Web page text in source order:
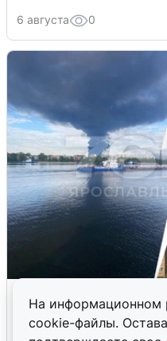
На информационном
cookie-файлы.
6 августа 0
попадания и